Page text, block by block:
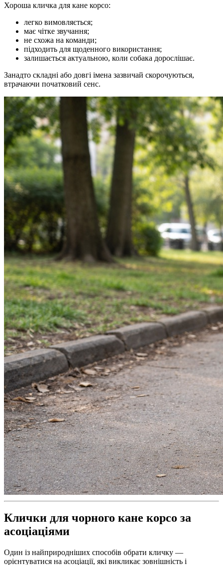
Хороша кличка для кане корсо:
легко вимовляється;
має чітке звучання;
не схожа на команди;
підходить для щоденного використання;
залишається актуальною, коли собака дорослішає.
Занадто складні або довгі імена зазвичай скорочуються,
втрачаючи початковий сенс.
Клички для чорного кане корсо за
асоціаціями
Один із найприродніших способів обрати кличку —
орієнтуватися на асоціації, які викликає зовнішність і